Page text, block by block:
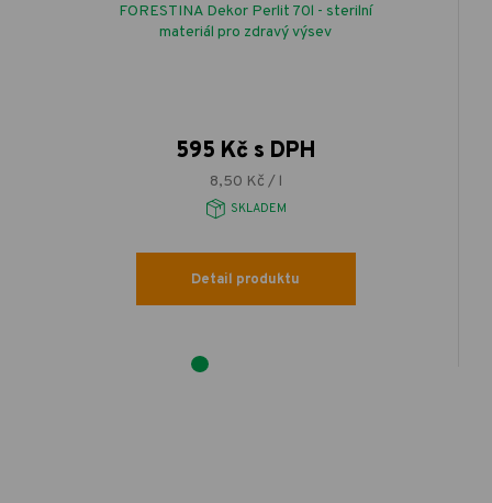
FORESTINA Dekor Perlit 70l - sterilní
materiál pro zdravý výsev
595 Kč s DPH
8,50 Kč / l
SKLADEM
Detail produktu